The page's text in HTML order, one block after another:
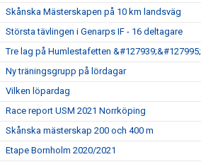
Skånska Mästerskapen på 10 km landsväg
Största tävlingen i Genarps IF - 16 deltagare
Tre lag på Humlestafetten &#127939;&#127995;
Ny träningsgrupp på lördagar
Vilken löpardag
Race report USM 2021 Norrköping
Skånska mästerskap 200 och 400 m
Etape Bornholm 2020/2021